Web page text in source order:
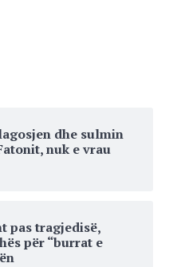
dhe sulmin
nuk e vrau
pas tragjedisë,
për “burrat e